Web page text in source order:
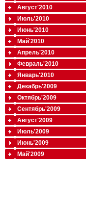
Август'2010
Июль'2010
Июнь'2010
Май'2010
Апрель'2010
Февраль'2010
Январь'2010
Декабрь'2009
Октябрь'2009
Сентябрь'2009
Август'2009
Июль'2009
Июнь'2009
Май'2009